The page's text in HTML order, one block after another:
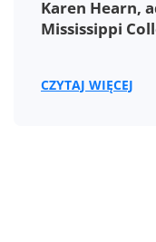
Karen Hearn,
Mississippi
CZYTAJ WIĘCEJ